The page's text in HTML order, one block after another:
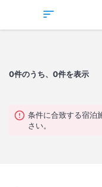
0件のうち、0件を表示
条件に合致する宿泊
さい。